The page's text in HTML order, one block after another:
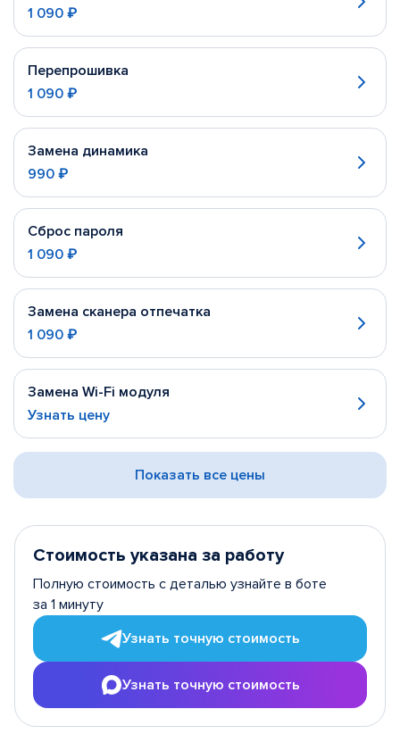
1 090 ₽
Перепрошивка
1 090 ₽
Замена динамика
990 ₽
Сброс пароля
1 090 ₽
Замена сканера отпечатка
1 090 ₽
Замена Wi-Fi модуля
Узнать цену
Показать все цены
Стоимость указана за работу
Полную стоимость с деталью узнайте в боте
за 1 минуту
Узнать точную стоимость
Узнать точную стоимость